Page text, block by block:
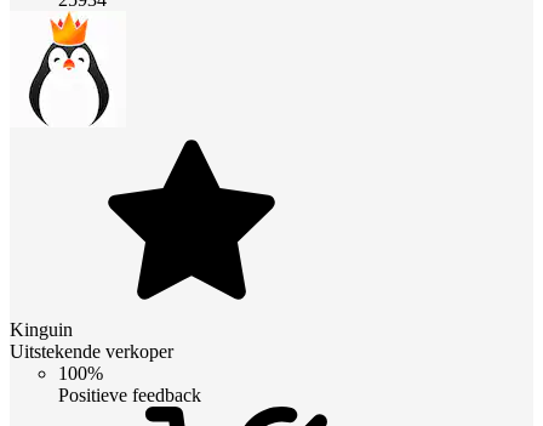
Kinguin
Uitstekende verkoper
100%
Positieve feedback